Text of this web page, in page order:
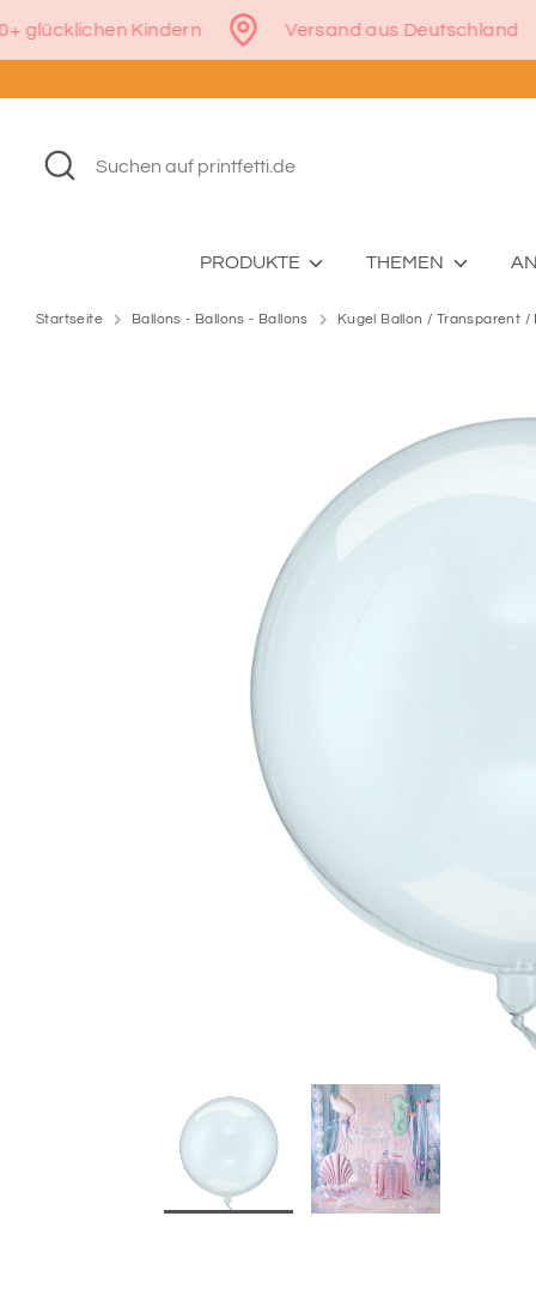
zum
glücklichen Kindern Versand aus
Suchen
Suchen
auf
PRODUKTE THEMEN
Startseite Ballons - Ballons - Ballons Kugel Ballon / Transparent /